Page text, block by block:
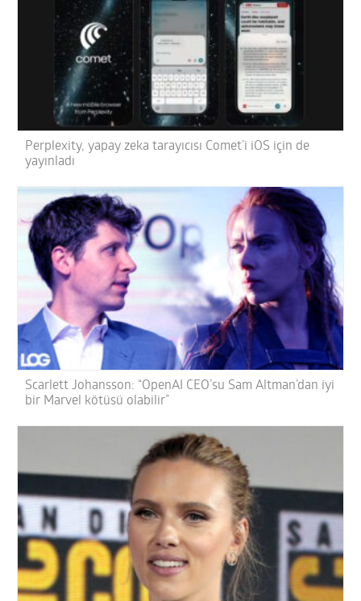
Perplexity, yapay zeka tarayıcısı Comet’i iOS için de
yayınladı
Scarlett Johansson: “OpenAI CEO’su Sam Altman’dan iyi
bir Marvel kötüsü olabilir”